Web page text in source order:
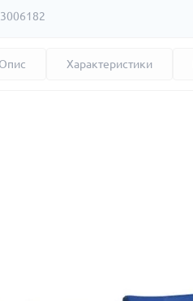
Опис Характеристики